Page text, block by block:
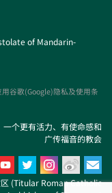
of Mandarin-
用谷歌(Google)隐私及使用条
一个更有活力、有使命感和
广传福音的教会
区 (Titular Roman Catholic